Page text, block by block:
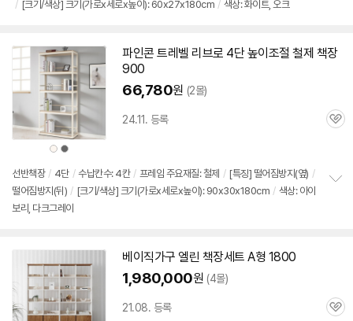
/ [크기/색상] 크기(가로x세로x높이): 60x27x180cm / 색상: 화이트, 오크
치
상
품
상
상
품
색
상
파인콘 트레벨 리브로 4단 높이조절 철제 책장
900
66,780원 (2몰)
24.11. 등록
관
선반책장 / 4단 / 수납칸수: 4칸 / 프레임 주요재질: 철제 / [특징] 떨어짐방지(옆) /
떨어짐방지(뒤) / [크기/색상] 크기(가로x세로x높이): 90x30x180cm / 색상: 아이
보리, 다크그레이
베이직가구 엘린 책장세트 A형 1800
1,980,000원 (4몰)
21.08. 등록
관